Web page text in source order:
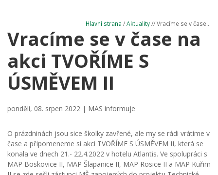
Hlavní strana /Aktuality// Vracíme se v čase...
Vracíme se v čase na
akci TVOŘÍME S
ÚSMĚVEM II
pondělí, 08. srpen 2022 | MAS informuje
O prázdninách jsou sice školky zavřené, ale my se rádi vrátíme v
čase a připomeneme si akci TVOŘÍME S ÚSMĚVEM II, která se
konala ve dnech 21.- 22.4.2022 v hotelu Atlantis. Ve spolupráci s
MAP Boskovice II, MAP Šlapanice II, MAP Rosice II a MAP Kuřim